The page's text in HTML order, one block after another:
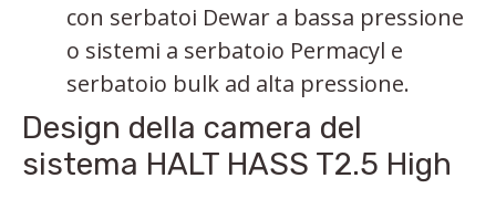
con serbatoi Dewar a bassa pressione
o sistemi a serbatoio Permacyl e
serbatoio bulk ad alta pressione.
Design della camera del
sistema HALT HASS T2.5 High